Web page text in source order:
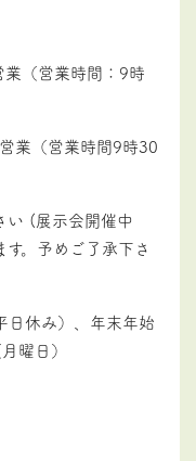
（営業時間：9時
業（営業時間9時30
い (展示会開催中
。予めご了承下さ
休み）
、年末年始
曜日）